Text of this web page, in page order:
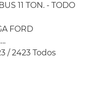
11 TON. - TODO
FORD
/ 2423 Todos